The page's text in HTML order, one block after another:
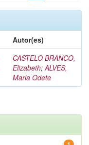
Autor(es)
CASTELO BRANCO,
Elizabeth;ALVES,
Maria Odete